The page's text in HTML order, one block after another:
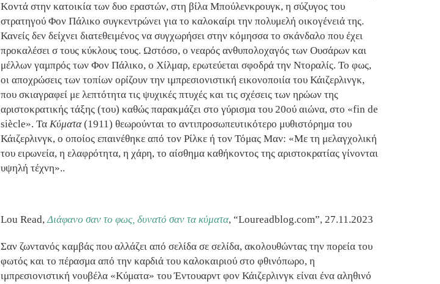
Κοντά στην κατοικία των δυο εραστών, στη βίλα Μπούλενκρουγκ, η σύζυγος του
στρατηγού Φον Πάλικο συγκεντρώνει για το καλοκαίρι την πολυμελή οικογένειά της.
Κανείς δεν δείχνει διατεθειμένος να συγχωρήσει στην κόμησσα το σκάνδαλο που έχει
προκαλέσει σ τους κύκλους τους. Ωστόσο, ο νεαρός ανθυπολοχαγός των Ουσάρων και
μέλλων γαμπρός των Φον Πάλικο, ο Χίλμαρ, ερωτεύεται σφοδρά την Ντοραλίς. Το φως,
οι αποχρώσεις των τοπίων ορίζουν την ιμπρεσιονιστική εικονοποιία του Κάιζερλινγκ,
που σκιαγραφεί με λεπτότητα τις ψυχικές πτυχές και τις σχέσεις των ηρώων της
αριστοκρατικής τάξης (του) καθώς παρακμάζει στο γύρισμα του 20ού αιώνα, στο «fin de
siècle». Τα Κύματα (1911) θεωρούνται το αντιπροσωπευτικότερο μυθιστόρημα του
Κάιζερλινγκ, ο οποίος επαινέθηκε από τον Ρίλκε ή τον Τόμας Μαν: «Με τη μελαγχολική
του ειρωνεία, η ελαφρότητα, η χάρη, το αίσθημα καθήκοντος της αριστοκρατίας γίνονται
υψηλή τέχνη»..
Lou Read,Διάφανο σαν το φως, δυνατό σαν τα κύματα, “Loureadblog.com”, 27.11.2023
Σαν ζωντανός καμβάς που αλλάζει από σελίδα σε σελίδα, ακολουθώντας την πορεία του
φωτός και το πέρασμα από την καρδιά του καλοκαιριού στο φθινόπωρο, η
ιμπρεσιονιστική νουβέλα «Κύματα» του Έντουαρντ φον Κάιζερλινγκ είναι ένα αληθινό